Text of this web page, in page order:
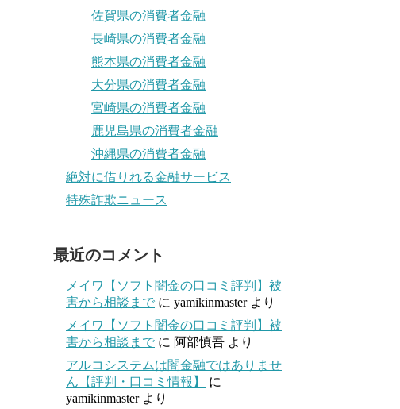
佐賀県の消費者金融
長崎県の消費者金融
熊本県の消費者金融
大分県の消費者金融
宮崎県の消費者金融
鹿児島県の消費者金融
沖縄県の消費者金融
絶対に借りれる金融サービス
特殊詐欺ニュース
最近のコメント
メイワ【ソフト闇金の口コミ評判】被
害から相談まで に yamikinmasterより
メイワ【ソフト闇金の口コミ評判】被
害から相談まで に 阿部慎吾 より
アルコシステムは闇金融ではありませ
ん【評判・口コミ情報】
に
yamikinmasterより